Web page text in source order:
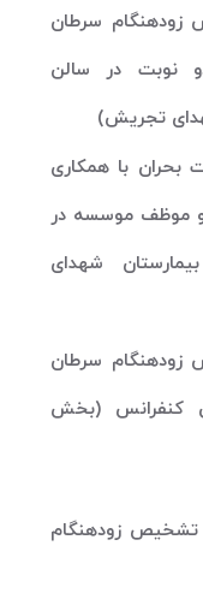
زودهنگام سرطان
نوبت در سالن
تجریش)
بحران با همکاری
و موظف موسسه در
شهدای
زودهنگام سرطان
کنفرانس (بخش
تشخیص زودهنگام